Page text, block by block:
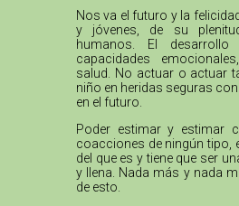
Nos va el futuro y la
y jóvenes, de su
humanos. El
capacidades
salud. No actuar o actuar
niño en heridas seguras
en el futuro.
Poder estimar y estimar
coacciones de ningún tipo,
del que es y tiene que ser
y llena. Nada más y nada
de esto.